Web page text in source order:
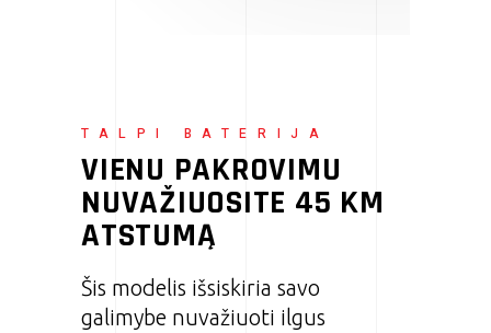
TALPI BATERIJA
VIENU PAKROVIMU
NUVAŽIUOSITE 45 KM
ATSTUMĄ
Šis modelis išsiskiria savo
galimybe nuvažiuoti ilgus